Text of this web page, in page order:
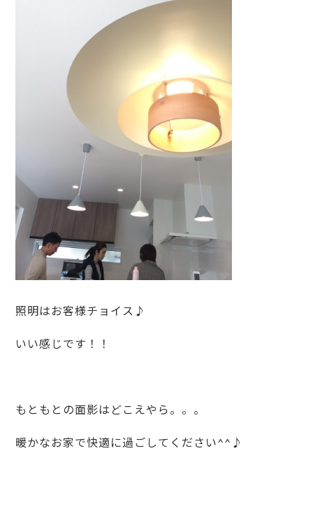
照明はお客様チョイス♪
いい感じです！！
もともとの面影はどこえやら。。。
暖かなお家で快適に過ごしてください^^♪